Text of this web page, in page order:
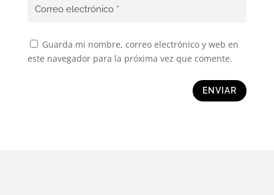
Guarda mi nombre, correo electrónico y web en
este navegador para la próxima vez que comente.
ENVIAR